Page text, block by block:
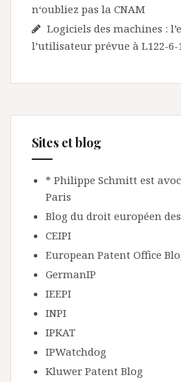
n‘oubliez pas la CNAM
Logiciels des machines :
l’utilisateur prévue à L122-6-
Sites et blog
* Philippe Schmitt est
Paris
Blog du droit européen
CEIPI
European Patent Office
GermanIP
IEEPI
INPI
IPKAT
IPWatchdog
Kluwer Patent Blog